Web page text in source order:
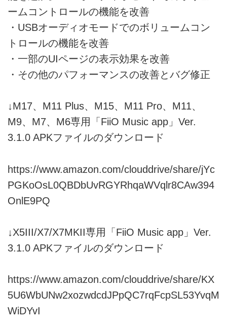
ームコントロールの機能を改善
・USBオーディオモードでのボリュームコン
トロールの機能を改善
・一部のUIページの表示効果を改善
・その他のパフォーマンスの改善とバグ修正
↓M17、M11 Plus、M15、M11 Pro、M11、
M9、M7、M6専用「FiiO Music app」Ver.
3.1.0 APKファイルのダウンロード
https://www.amazon.com/clouddrive/share/jYc
PGKoOsL0QBDbUvRGYRhqaWVqlr8CAw394
OnlE9PQ
↓X5III/X7/X7MKII専用「FiiO Music app」Ver.
3.1.0 APKファイルのダウンロード
https://www.amazon.com/clouddrive/share/KX
5U6WbUNw2xozwdcdJPpQC7rqFcpSL53YvqM
WiDYvI